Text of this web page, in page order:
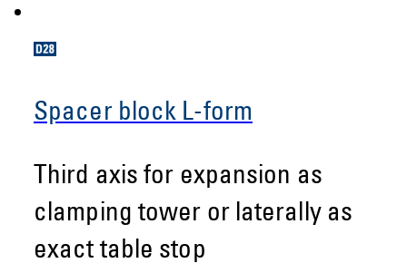
Spacer block L-form
Third axis for expansion as
clamping tower or laterally as
exact table stop